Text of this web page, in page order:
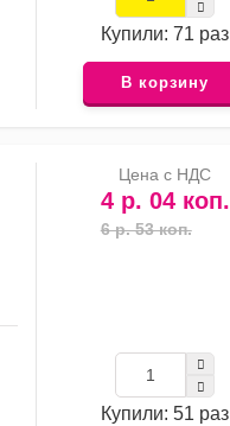
Купили: 71 раз
В корзину
Цена с НДС
4 р. 04 коп.
6 р. 53 коп.
Купили: 51 раз